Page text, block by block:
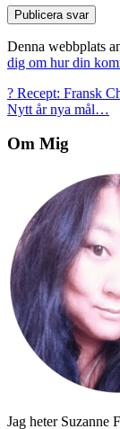
Denna webbplats
dig om hur din
? Recept: Fransk
Nytt år nya mål…
Om Mig
Jag heter Suzanne